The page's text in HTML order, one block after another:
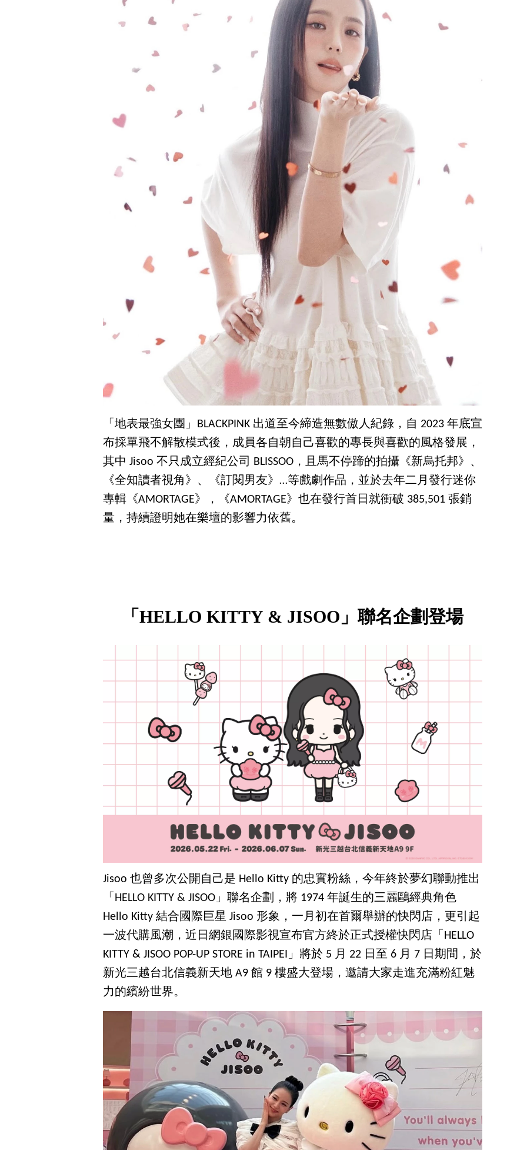
「地表最強女團」BLACKPINK 出道至今締造無數傲人紀錄，自 2023 年底宣
布採單飛不解散模式後，成員各自朝自己喜歡的專長與喜歡的風格發展，
其中 Jisoo 不只成立經紀公司 BLISSOO，且馬不停蹄的拍攝《新烏托邦》、
《全知讀者視角》、《訂閱男友》…等戲劇作品，並於去年二月發行迷你
專輯《AMORTAGE》，《AMORTAGE》也在發行首日就衝破 385,501 張銷
量，持續證明她在樂壇的影響力依舊。
「HELLO KITTY & JISOO」聯名企劃登場
Jisoo 也曾多次公開自己是 Hello Kitty 的忠實粉絲，今年終於夢幻聯動推出
「HELLO KITTY & JISOO」聯名企劃，將 1974 年誕生的三麗鷗經典角色
Hello Kitty 結合國際巨星 Jisoo 形象，一月初在首爾舉辦的快閃店，更引起
一波代購風潮，近日網銀國際影視宣布官方終於正式授權快閃店「HELLO
KITTY & JISOO POP-UP STORE in TAIPEI」將於 5 月 22 日至 6 月 7 日期間，於
新光三越台北信義新天地 A9 館 9 樓盛大登場，邀請大家走進充滿粉紅魅
力的繽紛世界。